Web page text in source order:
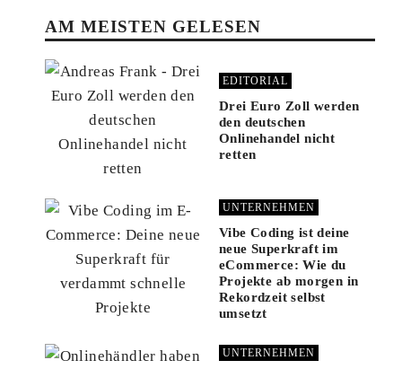
AM MEISTEN GELESEN
EDITORIAL
Drei Euro Zoll werden
den deutschen
Onlinehandel nicht
retten
UNTERNEHMEN
Vibe Coding ist deine
neue Superkraft im
eCommerce: Wie du
Projekte ab morgen in
Rekordzeit selbst
umsetzt
UNTERNEHMEN